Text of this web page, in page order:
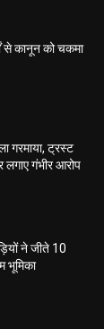
से कानून को चकमा
गरमाया, ट्रस्ट
गंभीर आरोप
ने जीते 10
भूमिका